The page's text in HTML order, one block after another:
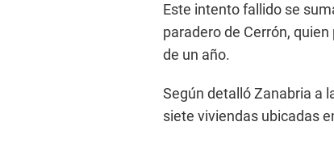
Este intento fallido se
paradero de Cerrón,
de un año.
Según detalló Zanabria a
siete viviendas ubicadas